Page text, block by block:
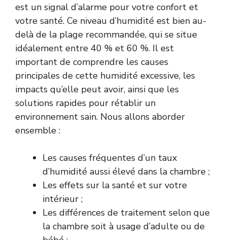
est un signal d’alarme pour votre confort et
votre santé. Ce niveau d’humidité est bien au-
delà de la plage recommandée, qui se situe
idéalement entre 40 % et 60 %. Il est
important de comprendre les causes
principales de cette humidité excessive, les
impacts qu’elle peut avoir, ainsi que les
solutions rapides pour rétablir un
environnement sain. Nous allons aborder
ensemble :
Les causes fréquentes d’un taux
d’humidité aussi élevé dans la chambre ;
Les effets sur la santé et sur votre
intérieur ;
Les différences de traitement selon que
la chambre soit à usage d’adulte ou de